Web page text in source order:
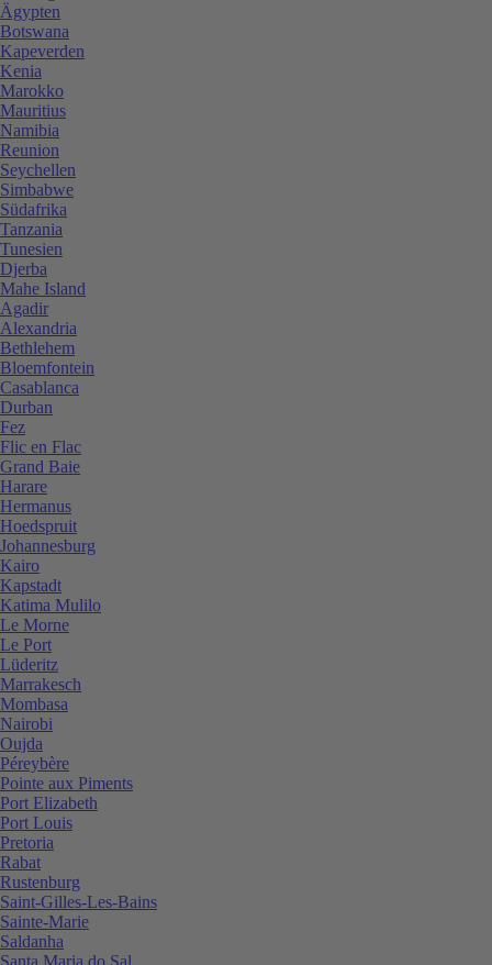
Ägypten
Botswana
Kapeverden
Kenia
Marokko
Mauritius
Namibia
Reunion
Seychellen
Simbabwe
Südafrika
Tanzania
Tunesien
Djerba
Mahe Island
Agadir
Alexandria
Bethlehem
Bloemfontein
Casablanca
Durban
Fez
Flic en Flac
Grand Baie
Harare
Hermanus
Hoedspruit
Johannesburg
Kairo
Kapstadt
Katima Mulilo
Le Morne
Le Port
Lüderitz
Marrakesch
Mombasa
Nairobi
Oujda
Péreybère
Pointe aux Piments
Port Elizabeth
Port Louis
Pretoria
Rabat
Rustenburg
Saint-Gilles-Les-Bains
Sainte-Marie
Saldanha
Santa Maria do Sal